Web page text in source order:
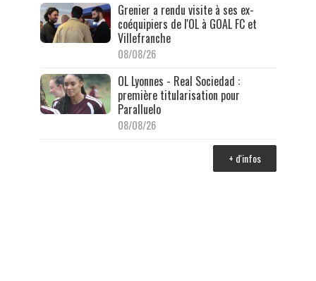
Grenier a rendu visite à ses ex-
coéquipiers de l'OL à GOAL FC et
Villefranche
08/08/26
OL Lyonnes - Real Sociedad :
première titularisation pour
Paralluelo
08/08/26
+ d'infos